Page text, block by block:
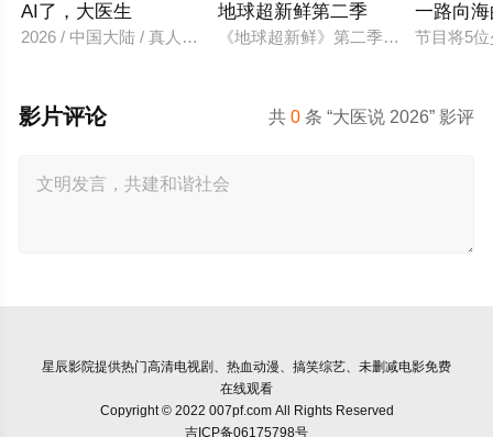
AI了，大医生
2026 / 中国大陆 / 真人秀,大陆综艺
地球超新鲜第二季
《地球超新鲜》第二季继续以快乐
一路向
节目将5
共0 条 “大医说 2026” 影评
影片评论
星辰影院提供热门高清电视剧、热血动漫、搞笑综艺、未删减电影免费
在线观看
Copyright © 2022 007pf.com All Rights Reserved
吉ICP备06175798号